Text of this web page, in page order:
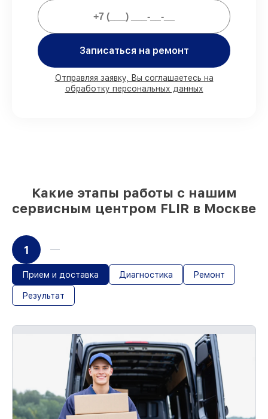
возможностью личного присутствия
владельца
запчастей FLIR готовы к установке в
Москве, остальные доставляются быстро
Оригинальные комплектующие FLIR и
Записаться на ремонт
Отправляя заявку, Вы соглашаетесь на
обработку персональных данных
Какие этапы работы с нашим
сервисным центром FLIR в Москве
1
Прием и доставка Диагностика Ремонт
Результат